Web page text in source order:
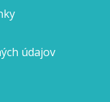
údajov